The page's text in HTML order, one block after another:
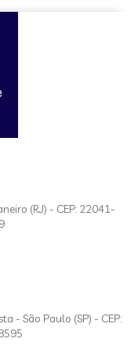
(RJ) - CEP: 22041-
- São Paulo (SP) - CEP: